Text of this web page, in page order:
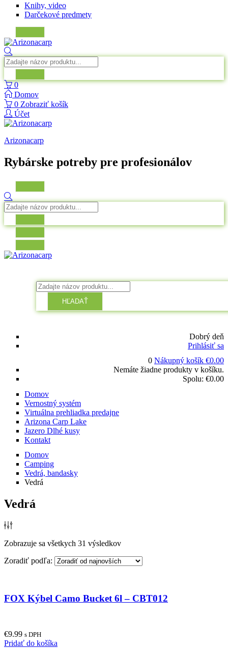
Knihy, video
Darčekové predmety
0
Domov
0 Zobraziť košík
Účet
Arizonacarp
Rybárske potreby pre profesionálov
HĽADAŤ
Dobrý deň
Prihlásiť sa
0 Nákupný košík €0.00
Nemáte žiadne produkty v košíku.
Spolu: €0.00
Domov
Vernostný systém
Virtuálna prehliadka predajne
Arizona Carp Lake
Jazero Dlhé kusy
Kontakt
Domov
Camping
Vedrá, bandasky
Vedrá
Vedrá
Zobrazuje sa všetkych 31 výsledkov
Zoradiť podľa:
FOX Kýbel Camo Bucket 6l – CBT012
€9.99 s DPH
Pridať do košíka